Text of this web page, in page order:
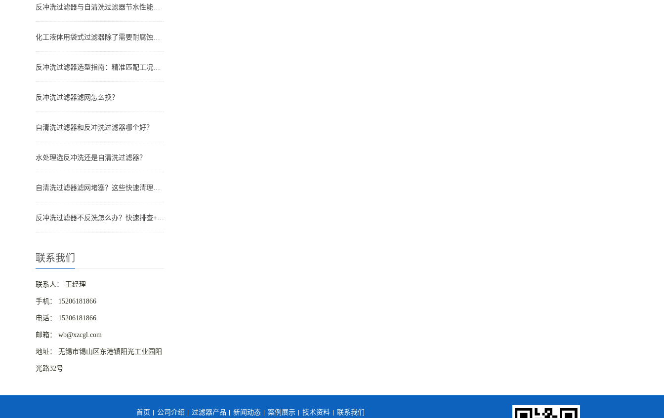
反冲洗过滤器与自清洗过滤器节水性能对比：谁更省水？
化工液体用袋式过滤器除了需要耐腐蚀还有哪些要求？
反冲洗过滤器选型指南：精准匹配工况，实现长效稳定过滤
反冲洗过滤器滤网怎么换？
自清洗过滤器和反冲洗过滤器哪个好？
水处理选反冲洗还是自清洗过滤器？
自清洗过滤器滤网堵塞？这些快速清理技巧，省时又高效
反冲洗过滤器不反洗怎么办？快速排查+解决全指南
联系我们
联系人： 王经理
手机： 15206181866
电话： 15206181866
邮箱： wb@xzcgl.com
地址： 无锡市锡山区东港镇阳光工业园阳
光路32号
首页 公司介绍 过滤器产品 新闻动态 案例展示 技术资料 联系我们